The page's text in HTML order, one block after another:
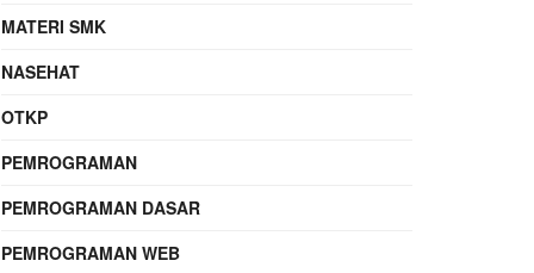
MATERI SMK
NASEHAT
OTKP
PEMROGRAMAN
PEMROGRAMAN DASAR
PEMROGRAMAN WEB